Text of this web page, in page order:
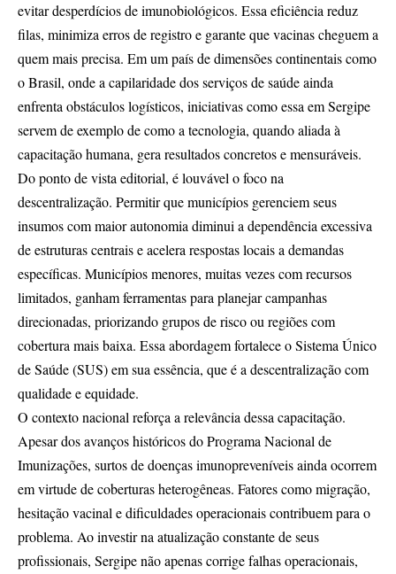
evitar desperdícios de imunobiológicos. Essa eficiência reduz
filas, minimiza erros de registro e garante que vacinas cheguem a
quem mais precisa. Em um país de dimensões continentais como
o Brasil, onde a capilaridade dos serviços de saúde ainda
enfrenta obstáculos logísticos, iniciativas como essa em Sergipe
servem de exemplo de como a tecnologia, quando aliada à
capacitação humana, gera resultados concretos e mensuráveis.
Do ponto de vista editorial, é louvável o foco na
descentralização. Permitir que municípios gerenciem seus
insumos com maior autonomia diminui a dependência excessiva
de estruturas centrais e acelera respostas locais a demandas
específicas. Municípios menores, muitas vezes com recursos
limitados, ganham ferramentas para planejar campanhas
direcionadas, priorizando grupos de risco ou regiões com
cobertura mais baixa. Essa abordagem fortalece o Sistema Único
de Saúde (SUS) em sua essência, que é a descentralização com
qualidade e equidade.
O contexto nacional reforça a relevância dessa capacitação.
Apesar dos avanços históricos do Programa Nacional de
Imunizações, surtos de doenças imunopreveníveis ainda ocorrem
em virtude de coberturas heterogêneas. Fatores como migração,
hesitação vacinal e dificuldades operacionais contribuem para o
problema. Ao investir na atualização constante de seus
profissionais, Sergipe não apenas corrige falhas operacionais,